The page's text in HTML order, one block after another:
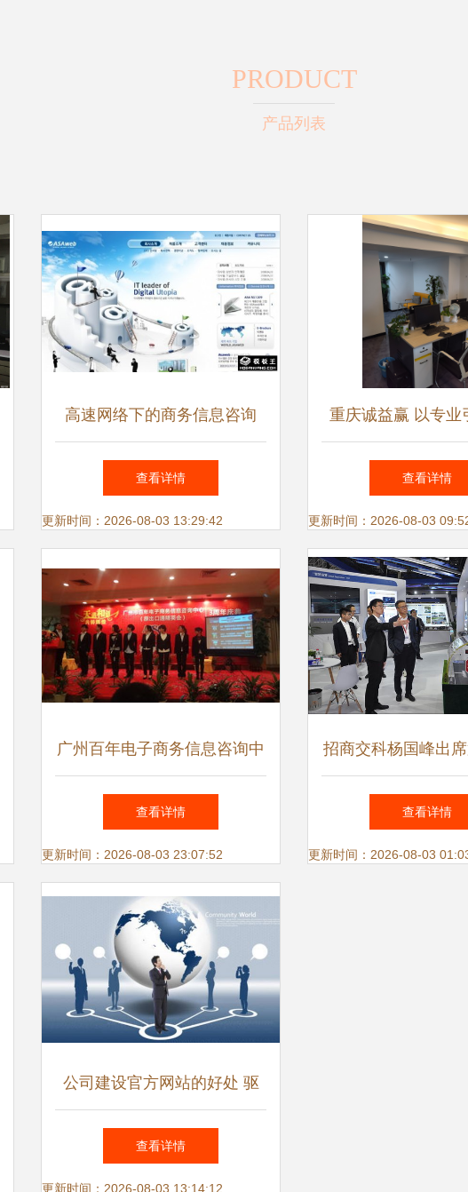
PRODUCT
产品列表
高速网络下的商务信息咨询
打造高效网页模板的关键策略
查看详情
更新时间：2026-08-03 13:29:42
重庆诚益赢 以专业
咨询的价值之
查看详情
更新时间：2026-08-03
广州百年电子商务信息咨询中
心（原出口通精英会）三周年
庆典侧记 以专业为锚，共启
商务信息咨询新航程
查看详情
更新时间：2026-08-03 23:07:52
招商交科杨国峰出
届中国高速公路信息
技术产品博览会开幕
查看详情
更新时间：2026-08-03
公司建设官方网站的好处 驱
动商务信息咨询的多元价值
查看详情
更新时间：2026-08-03 13:14:12